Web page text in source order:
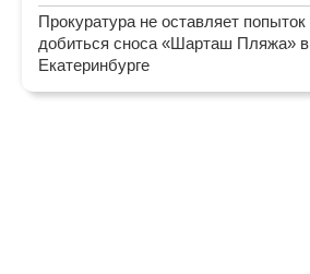
Прокуратура не оставляет попыток
добиться сноса «Шарташ Пляжа» в
Екатеринбурге